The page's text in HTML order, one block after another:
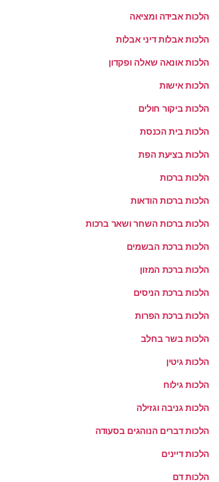
הלכות אבידה ומציאה
הלכות אבלות דיני אבלות
הלכות אונאה שאלה ופקדון
הלכות אישות
הלכות ביקור חולים
הלכות בית הכנסת
הלכות בציעת הפת
הלכות ברכות
הלכות ברכות הודאות
הלכות ברכות השחר ושאר ברכות
הלכות ברכת הבשמים
הלכות ברכת המזון
הלכות ברכת הניסים
הלכות ברכת הפרות
הלכות בשר בחלב
הלכות גיטין
הלכות גילוח
הלכות גניבה וגזילה
הלכות דברים הנוהגים בסעודה
הלכות דיינים
הלכות דם